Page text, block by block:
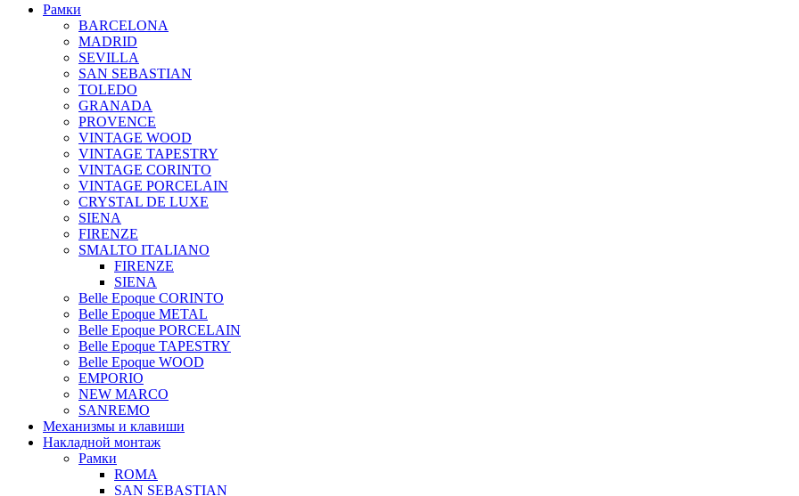
Рамки
BARCELONA
MADRID
SEVILLA
SAN SEBASTIAN
TOLEDO
GRANADA
PROVENCE
VINTAGE WOOD
VINTAGE TAPESTRY
VINTAGE CORINTO
VINTAGE PORCELAIN
CRYSTAL DE LUXE
SIENA
FIRENZE
SMALTO ITALIANO
FIRENZE
SIENA
Belle Epoque CORINTO
Belle Epoque METAL
Belle Epoque PORCELAIN
Belle Epoque TAPESTRY
Belle Epoque WOOD
EMPORIO
NEW MARCO
SANREMO
Механизмы и клавиши
Накладной монтаж
Рамки
ROMA
SAN SEBASTIAN